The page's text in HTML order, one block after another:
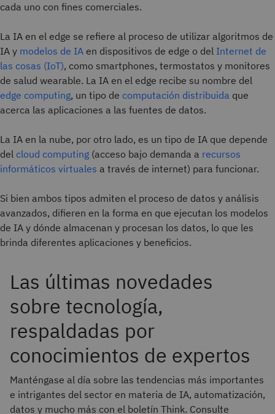
cada uno con fines comerciales.
La IA en el edge se refiere al proceso de utilizar algoritmos de
IA y modelos de IA en dispositivos de edge o del Internet de
las cosas (IoT), como smartphones, termostatos y monitores
de salud wearable. La IA en el edge recibe su nombre del
edge computing, un tipo de computación distribuida que
acerca las aplicaciones a las fuentes de datos.
La IA en la nube, por otro lado, es un tipo de IA que depende
del cloud computing (acceso bajo demanda a recursos
informáticos virtuales a través de internet) para funcionar.
Si bien ambos tipos admiten el proceso de datos y análisis
avanzados, difieren en la forma en que ejecutan los modelos
de IA y dónde almacenan y procesan los datos, lo que les
brinda diferentes aplicaciones y beneficios.
Las últimas novedades
sobre tecnología,
respaldadas por
conocimientos de expertos
Manténgase al día sobre las tendencias más importantes
e intrigantes del sector en materia de IA, automatización,
datos y mucho más con el boletín Think. Consulte